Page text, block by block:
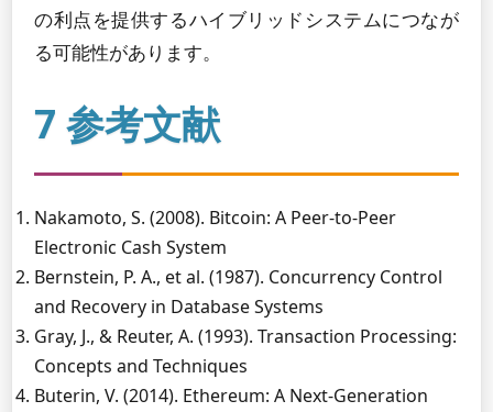
の利点を提供するハイブリッドシステムにつなが
る可能性があります。
7 参考文献
Nakamoto, S. (2008). Bitcoin: A Peer-to-Peer
Electronic Cash System
Bernstein, P. A., et al. (1987). Concurrency Control
and Recovery in Database Systems
Gray, J., & Reuter, A. (1993). Transaction Processing:
Concepts and Techniques
Buterin, V. (2014). Ethereum: A Next-Generation